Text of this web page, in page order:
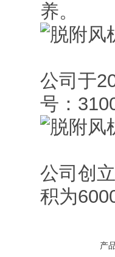
养。
公司于
号：
公司创
积为
产